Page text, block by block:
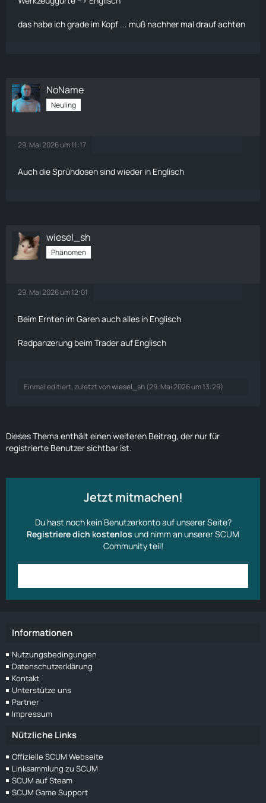
das habe ich grade im Kopf ... muß nachher mal drauf achten
NoName
Neuling
29. Mai 2026 um 11:17
Auch die Sprühdosen sind wieder in Englisch
wiesel_sh
Phänomen
29. Mai 2026 um 12:01
Beim Ernten im Garen auch alles in Englisch
Radpanzerung beim Trader auf Englisch
Einmal editiert, zuletzt vonwiesel_sh(29. Mai 2026 um 13:29)
Dieses Thema enthält einen weiteren Beitrag, der nur für
registrierte Benutzer sichtbar ist.
Jetzt mitmachen!
Du hast noch kein Benutzerkonto auf unserer Seite?
Registriere dich kostenlos und nimm an unserer SCUM
Community teil!
Informationen
Nutzungsbedingungen
Datenschutzerklärung
Kontakt
Unterstütze uns
Partner
Impressum
Nützliche Links
Offizielle SCUM Webseite
Linksammlung zu SCUM
SCUM auf Steam
SCUM Game Support